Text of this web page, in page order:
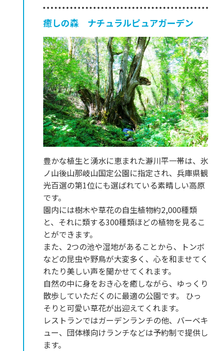
癒しの森 ナチュラルピュアガーデン
豊かな植生と湧水に恵まれた瀞川平一帯は、氷
ノ山後山那岐山国定公園に指定され、兵庫県観
光百選の第1位にも選ばれている素晴しい高原
です。
園内には樹木や草花の自生植物約2,000種類
と、それに類する300種類ほどの植物を見るこ
とができます。
また、2つの池や湿地があることから、トンボ
などの昆虫や野鳥が大変多く、心を和ませてく
れたり美しい声を聞かせてくれます。
自然の中に身をおき心を癒しながら、ゆっくり
散歩していただくのに最適の公園です。 ひっ
そりと可愛い草花が出迎えてくれます。
レストランではガーデンランチの他、バーベキ
ュー、団体様向けランチなどは予約制で提供し
ます。